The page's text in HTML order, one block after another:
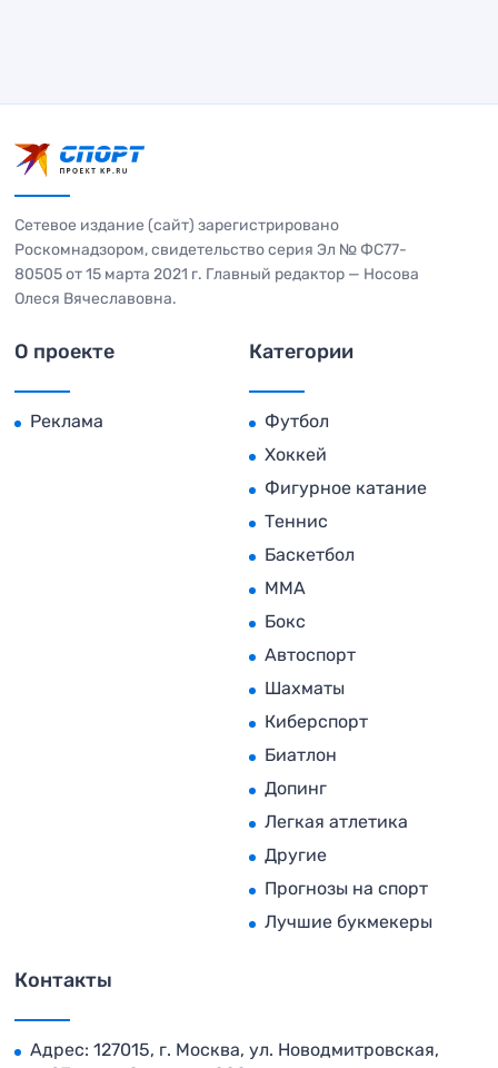
Сетевое издание (сайт) зарегистрировано
Роскомнадзором, свидетельство серия Эл № ФС77-
80505 от 15 марта 2021 г. Главный редактор — Носова
Олеся Вячеславовна.
О проекте
Реклама
Категории
Футбол
Хоккей
Фигурное катание
Теннис
Баскетбол
MMA
Бокс
Автоспорт
Шахматы
Киберспорт
Биатлон
Допинг
Легкая атлетика
Другие
Прогнозы на спорт
Лучшие букмекеры
Контакты
Адрес: 127015, г. Москва, ул. Новодмитровская,